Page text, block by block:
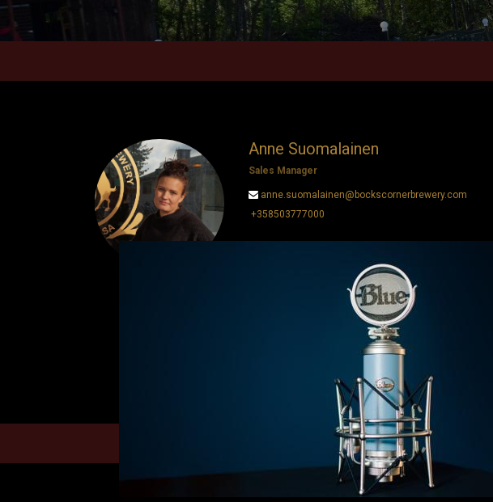
Anne Suomalainen
Sales Manager
anne.suomalainen@bockscornerbrewery.com
+358503777000
Anne on asiakaskeskeinen myyntipäällikkö, joka loistaa
tiiminjohtamisessa erinomaisen viestinnän ja
vuorovaikutustaitojensa avulla. Hänellä on syvä
asiakaskokemuksen merkityksestä ja pyrkii luomaan
vieraanvaraisen ympäristön, joka ylittää asiakkaiden
odotukset, mikä tekee hänestä korvaamattoman
mille tahansa organisaatiolle.